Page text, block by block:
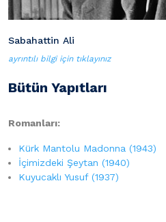
Sabahattin Ali
ayrıntılı bilgi için tıklayınız
Bütün Yapıtları
Romanları:
Kürk Mantolu Madonna (1943)
İçimizdeki Şeytan (1940)
Kuyucaklı Yusuf (1937)